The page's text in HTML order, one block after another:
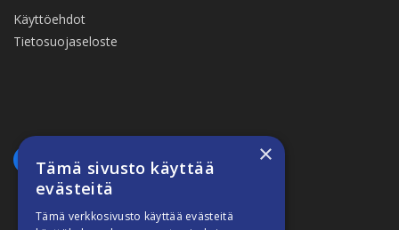
Käyttöehdot
Tietosuojaseloste
×
Tämä sivusto käyttää
evästeitä
Tämä verkkosivusto käyttää evästeitä